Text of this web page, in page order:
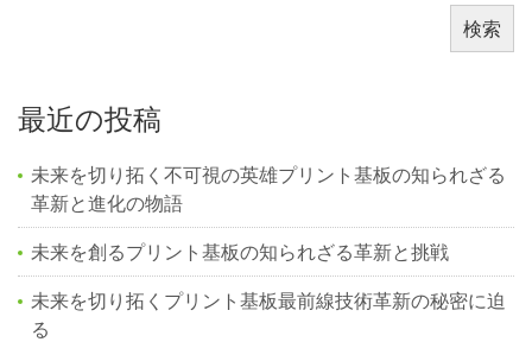
検索
最近の投稿
未来を切り拓く不可視の英雄プリント基板の知られざる
革新と進化の物語
未来を創るプリント基板の知られざる革新と挑戦
未来を切り拓くプリント基板最前線技術革新の秘密に迫
る